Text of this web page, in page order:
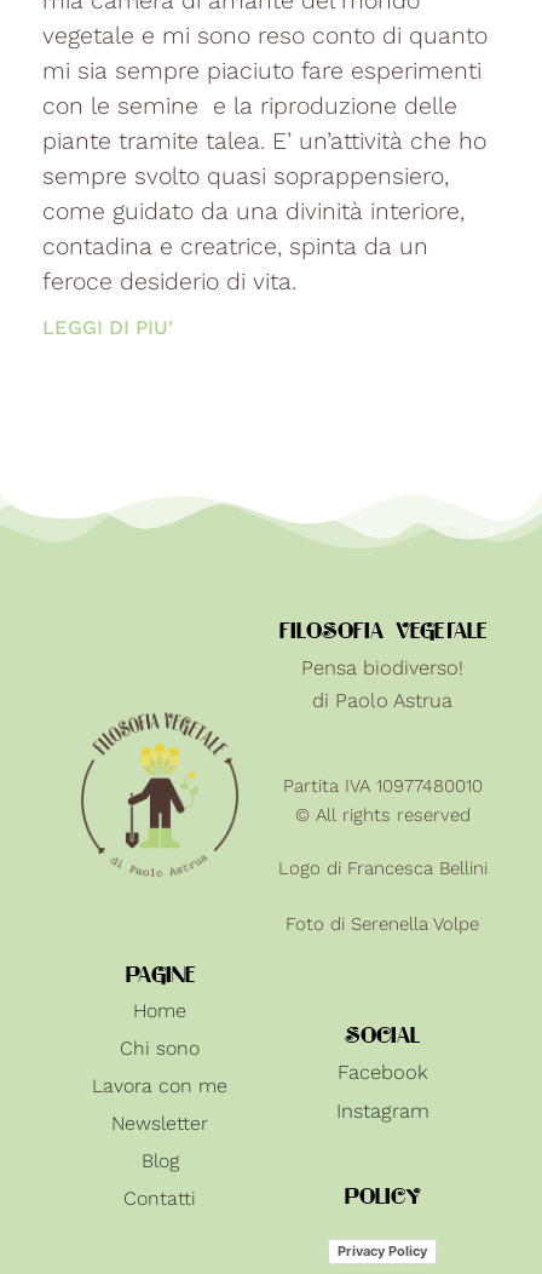
vegetale e mi sono reso conto di quanto
mi sia sempre piaciuto fare esperimenti
con le semine e la riproduzione delle
piante tramite talea. E’ un’attività che ho
sempre svolto quasi soprappensiero,
come guidato da una divinità interiore,
contadina e creatrice, spinta da un
feroce desiderio di vita.
LEGGI DI PIU'
FILOSOFIA VEGETALE
Pensa biodiverso!
di Paolo Astrua
Partita IVA 10977480010
© All rights reserved
Logo di Francesca Bellini
Foto di Serenella Volpe
PAGINE
Home
Chi sono
Lavora con me
Newsletter
Blog
Contatti
SOCIAL
Facebook
Instagram
POLICY
Privacy Policy